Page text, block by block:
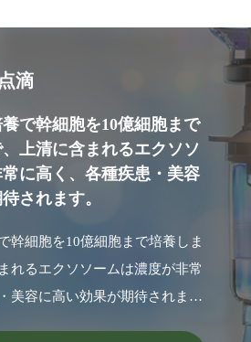
滴
で幹細胞を10億細胞まで
上清に含まれるエクソソ
に高く、各種疾患・美容
されます。
幹細胞を10億細胞まで培養しま
れるエクソソームは濃度が非常
美容に高い効果が期待されま